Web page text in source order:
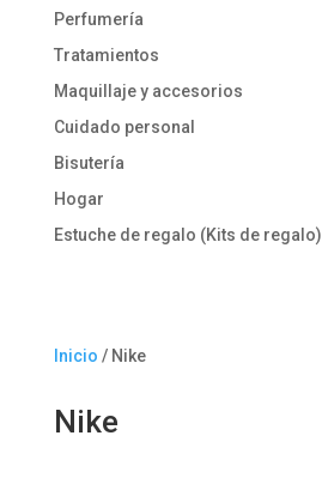
Perfumería
Tratamientos
Maquillaje y accesorios
Cuidado personal
Bisutería
Hogar
Estuche de regalo (Kits de regalo)
Inicio / Nike
Nike